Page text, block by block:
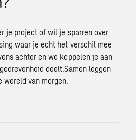
je project of wil je sparren over
waar je echt het verschil mee
achter en we koppelen je aan
deelt.Samen leggen
wereld van morgen.